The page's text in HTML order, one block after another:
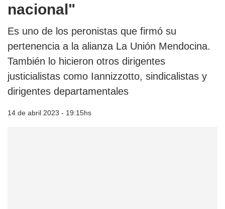
nacional"
Es uno de los peronistas que firmó su
pertenencia a la alianza La Unión Mendocina.
También lo hicieron otros dirigentes
justicialistas como Iannizzotto, sindicalistas y
dirigentes departamentales
14 de abril 2023 - 19:15hs